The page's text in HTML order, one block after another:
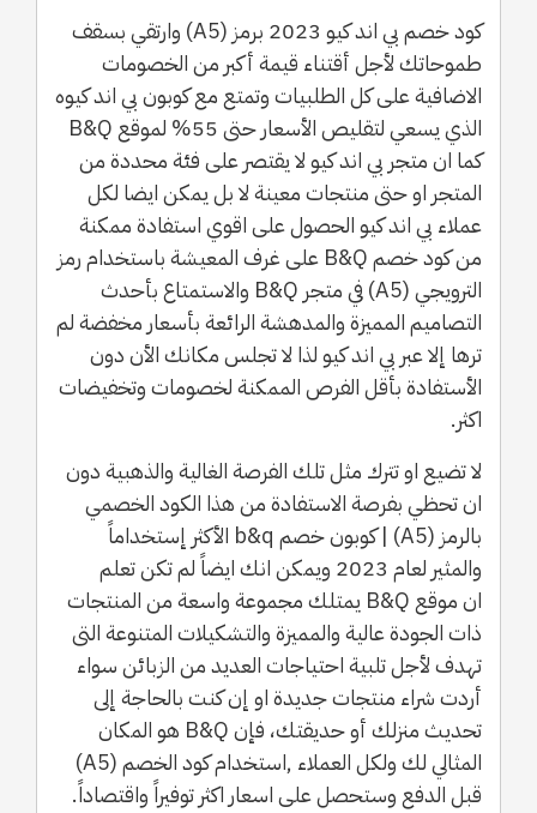
كود خصم بي اند كيو 2023 برمز (A5) وارتقي بسقف
طموحاتك لأجل أقتناء قيمة أكبر من الخصومات
الاضافية على كل الطلبيات وتمتع مع كوبون بي اند كيوه
الذي يسعي لتقليص الأسعار حتى 55% لموقع B&Q
كما ان متجر بي اند كيو لا يقتصر على فئة محددة من
المتجر او حتى منتجات معينة لا بل يمكن ايضا لكل
عملاء بي اند كيو الحصول على اقوي استفادة ممكنة
من كود خصم B&Q على غرف المعيشة باستخدام رمز
الترويجي (A5) في متجر B&Q والاستمتاع بأحدث
التصاميم المميزة والمدهشة الرائعة بأسعار مخفضة لم
ترها إلا عبر بي اند كيو لذا لا تجلس مكانك الأن دون
الأستفادة بأقل الفرص الممكنة لخصومات وتخفيضات
اكثر.
لا تضيع او تترك مثل تلك الفرصة الغالية والذهبية دون
ان تحظي بفرصة الاستفادة من هذا الكود الخصمي
بالرمز (A5) | كوبون خصم b&q الأكثر إستخداماً
والمثير لعام 2023 ويمكن انك ايضاً لم تكن تعلم
ان موقع B&Q يمتلك مجموعة واسعة من المنتجات
ذات الجودة عالية والمميزة والتشكيلات المتنوعة التى
تهدف لأجل تلبية احتياجات العديد من الزبائن سواء
أردت شراء منتجات جديدة او إن كنت بالحاجة إلى
تحديث منزلك أو حديقتك، فإن B&Q هو المكان
المثالي لك ولكل العملاء ,استخدام كود الخصم (A5)
قبل الدفع وستحصل على اسعار اكثر توفيراً واقتصاداً.